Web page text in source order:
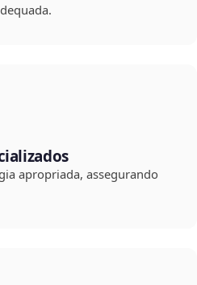
apropriada, assegurando